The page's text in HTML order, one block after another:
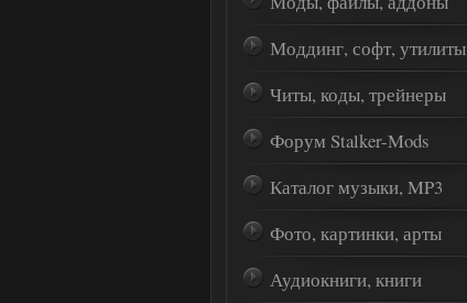
Моддинг, софт, утилиты
Читы, коды, трейнеры
Форум Stalker-Mods
Каталог музыки, MP3
Фото, картинки, арты
Аудиокниги, книги